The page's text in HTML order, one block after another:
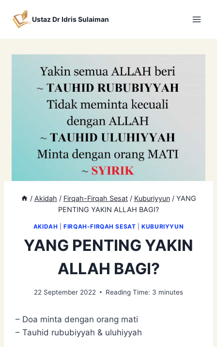
Ustaz Dr Idris Sulaiman
/ Akidah / Firqah-Firqah Sesat / Kuburiyyun / YANG
PENTING YAKIN ALLAH BAGI?
AKIDAH |FIRQAH-FIRQAH SESAT |KUBURIYYUN
YANG PENTING YAKIN
ALLAH BAGI?
22 September 2022 Reading Time: 3 minutes
– Doa minta dengan orang mati
– Tauhid rububiyyah & uluhiyyah